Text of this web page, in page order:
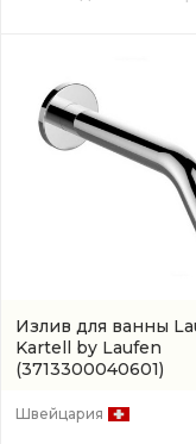
Излив для ванны
Kartell by Laufen
(3713300040601)
Швейцария